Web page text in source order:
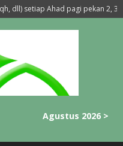
setiap Ahad pagi pekan 2, 3,
Agustus 2026 >